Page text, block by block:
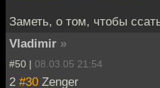
Заметь, о том, чтобы
Vladimir »
#50 | 08.03.05 21:54
2 #30 Zenger